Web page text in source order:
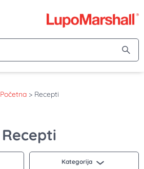
Početna > Recepti
Recepti
Kategorija